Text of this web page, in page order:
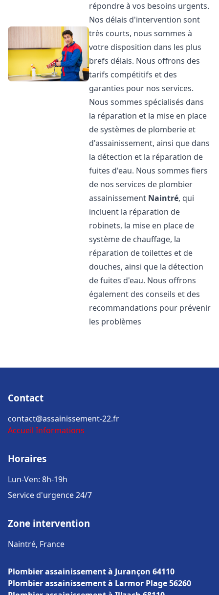
répondre à vos besoins urgents.
Nos délais d'intervention sont
très courts, nous sommes à
votre disposition dans les plus
brefs délais. Nous offrons des
tarifs compétitifs et des
garanties pour nos services.
Nous sommes spécialisés dans
la réparation et la mise en place
de systèmes de plomberie et
d'assainissement, ainsi que dans
la détection et la réparation de
fuites d'eau. Nous sommes fiers
de nos services de plombier
assainissement Naintré, qui
incluent la réparation de
robinets, la mise en place de
système de chauffage, la
réparation de toilettes et de
douches, ainsi que la détection
de fuites d'eau. Nous offrons
également des conseils et des
recommandations pour prévenir
les problèmes
Contact
contact@assainissement-22.fr
Accueil Informations
Horaires
Lun-Ven: 8h-19h
Service d'urgence 24/7
Zone intervention
Naintré, France
Plombier assainissement à Jurançon 64110
Plombier assainissement à Larmor Plage 56260